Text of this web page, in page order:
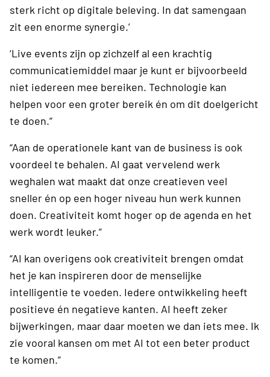
sterk richt op digitale beleving. In dat samengaan
zit een enorme synergie.’
‘Live events zijn op zichzelf al een krachtig
communicatiemiddel maar je kunt er bijvoorbeeld
niet iedereen mee bereiken. Technologie kan
helpen voor een groter bereik én om dit doelgericht
te doen.”
“Aan de operationele kant van de business is ook
voordeel te behalen. AI gaat vervelend werk
weghalen wat maakt dat onze creatieven veel
sneller én op een hoger niveau hun werk kunnen
doen. Creativiteit komt hoger op de agenda en het
werk wordt leuker.”
“AI kan overigens ook creativiteit brengen omdat
het je kan inspireren door de menselijke
intelligentie te voeden. Iedere ontwikkeling heeft
positieve én negatieve kanten. AI heeft zeker
bijwerkingen, maar daar moeten we dan iets mee. Ik
zie vooral kansen om met AI tot een beter product
te komen.”